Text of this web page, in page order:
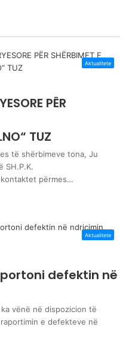
Aktualitete
PËR
TUZ
të shërbimeve tona, Ju
SH.P.K.
kontaktet përmes…
Aktualitete
defektin në
ka vënë në dispozicion të
e defekteve në